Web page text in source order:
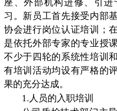
习。新员工首先接受内部
协会进行岗位认证培训；
是依托外部专家的专业授
不少于四轮的系统性培训
有培训活动均设有严格的
果的充分达成。
1.人员的入职培训